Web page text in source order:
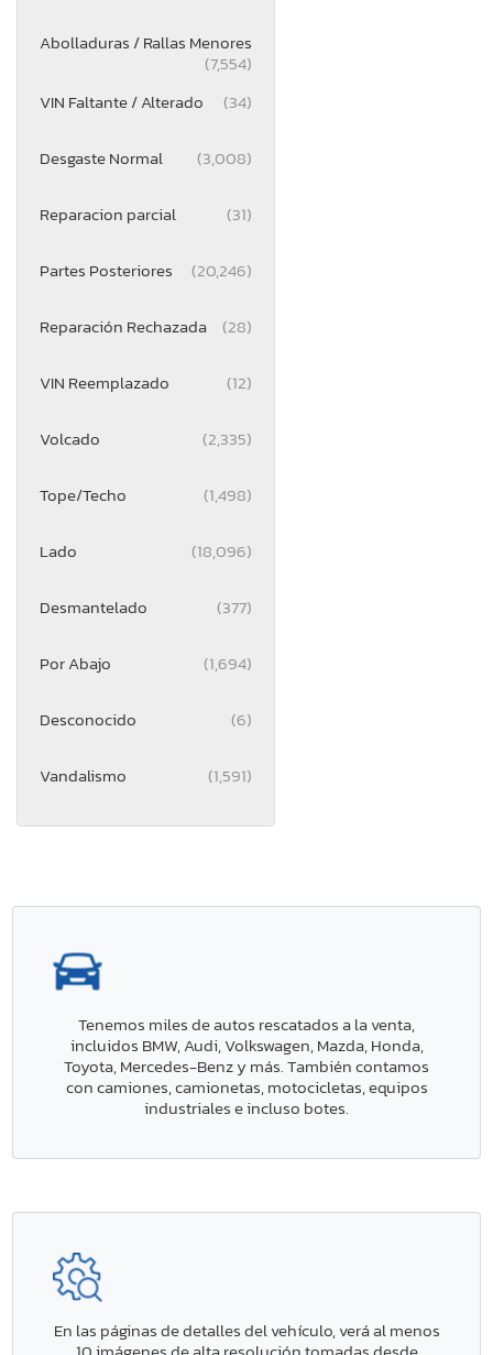
Abolladuras / Rallas Menores
(7,554)
VIN Faltante / Alterado
(34)
Desgaste Normal (3,008)
Reparacion parcial (31)
Partes Posteriores (20,246)
Reparación Rechazada (28)
VIN Reemplazado (12)
Volcado (2,335)
Tope/Techo (1,498)
Lado (18,096)
Desmantelado (377)
Por Abajo (1,694)
Desconocido (6)
Vandalismo (1,591)
Tenemos miles de autos rescatados a la venta,
incluidos BMW, Audi, Volkswagen, Mazda, Honda,
Toyota, Mercedes-Benz y más. También contamos
con camiones, camionetas, motocicletas, equipos
industriales e incluso botes.
En las páginas de detalles del vehículo, verá al menos